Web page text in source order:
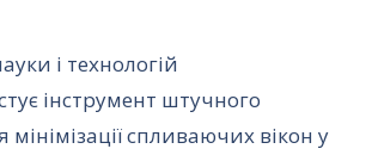
і технологій
інструмент штучного
мінімізації спливаючих вікон у